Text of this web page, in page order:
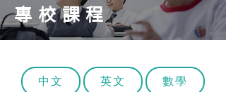
專校課程
中文 英文 數學